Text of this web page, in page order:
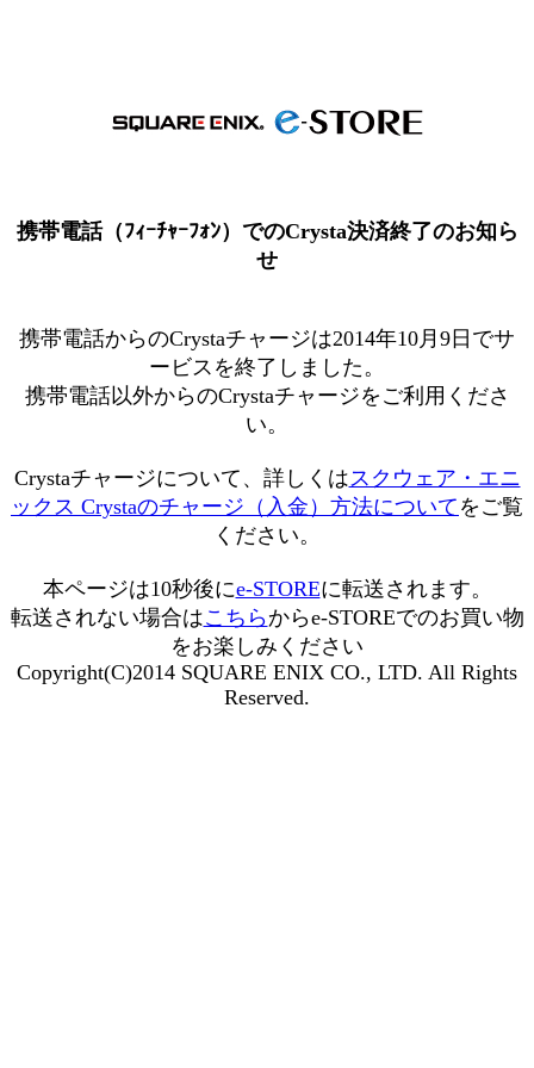
携帯電話（ﾌｨｰﾁｬｰﾌｫﾝ）でのCrysta決済終了のお知ら
せ
携帯電話からのCrystaチャージは2014年10月9日でサ
ービスを終了しました。
携帯電話以外からのCrystaチャージをご利用くださ
い。
Crystaチャージについて、詳しくはスクウェア・エニ
ックス Crystaのチャージ（入金）方法について をご覧
ください。
本ページは10秒後にe-STOREに転送されます。
転送されない場合はこちらからe-STOREでのお買い物
をお楽しみください
Copyright(C)2014 SQUARE ENIX CO., LTD. All Rights
Reserved.